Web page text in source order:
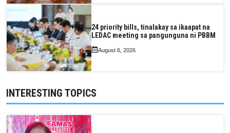
24 priority bills, tinalakay sa ikaapat na
LEDAC meeting sa pangunguna ni PBBM
August 6, 2026
INTERESTING TOPICS